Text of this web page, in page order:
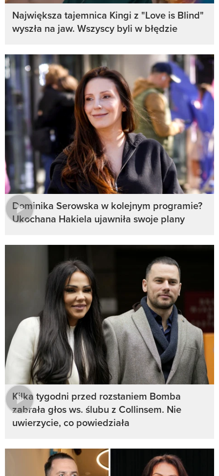
Największa tajemnica Kingi z "Love is Blind"
wyszła na jaw. Wszyscy byli w błędzie
Dominika Serowska w kolejnym programie?
Ukochana Hakiela ujawniła swoje plany
Kilka tygodni przed rozstaniem Bomba
zabrała głos ws. ślubu z Collinsem. Nie
uwierzycie, co powiedziała